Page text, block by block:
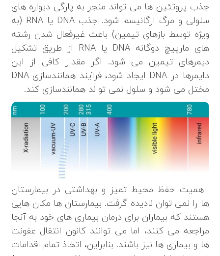
جذب پروتئین ها می تواند منجر به پارگی دیواره های
سلولی و مرگ ارگانیسم شود. جذب DNA یا RNA (به
ویژه توسط بازهای تیمین) باعث غیرفعال شدن رشته
های مارپیچ دوگانه DNA یا RNA از طریق تشکیل
دیمرهای تیمین می شود. اگر مقدار کافی از این
دایمرها در DNA ایجاد شود، فرآیند همانندسازی DNA
مختل می شود و سلول نمی تواند همانندسازی کند.
اهمیت حفظ محیط تمیز و بهداشتی در بیمارستان
ها را نمی توان نادیده گرفت. بیمارستان ها مکان هایی
هستند که بیماران برای درمان بیماری های خود به آنجا
مراجعه می کنند، اما می توانند کانون انتقال عفونت
ها و بیماری ها نیز باشند. بنابراین، اتخاذ تمام اقدامات